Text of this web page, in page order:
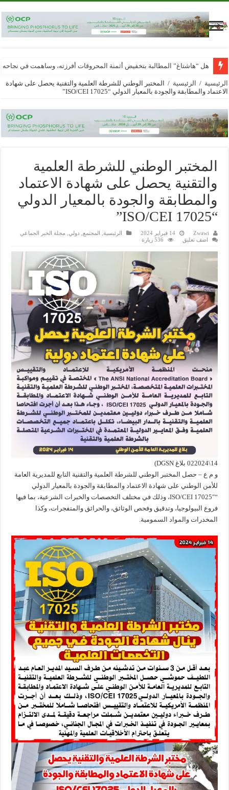
هل “هاشتاغ” المطالبة بتخفيض أثمنة المحروقات أفرزته، وساهمت في
الرئيسية / الرئيسية /
المختبر الوطني للشرطة العلمية والتقنية يحصل على شهادة
الاعتماد والمطابقة والجودة بالمعيار الدولي “ISO/CEI 17025”
المختبر الوطني للشرطة العلمية
والتقنية يحصل على شهادة الاعتماد
والمطابقة والجودة بالمعيار الدولي
“ISO/CEI 17025”
Zwawi 14 فبراير 2024 الرئيسية المجتمع دولي
مجلة الخبر الجماعي
اضف تعليق
536 زيارة
14\022024 بلاغ DGSN)
و م ع – حصل المختبر الوطني للشرطة العلمية والتقنية التابع للمديرية العامة
للأمن الوطني على شهادة الاعتماد والمطابقة والجودة بالمعيار الدولي
“ISO/CEI 17025″، وذلك في مختلف التخصصات والخبرات الشرعية، بما فيها
فروع البيولوجيا، وتدقيق وفحص الوثائق، والحرائق والمتفجرات، وكذا
المخدرات والمواد السمومية.